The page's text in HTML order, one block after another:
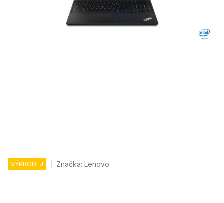
VÝPRODEJ Značka:Lenovo